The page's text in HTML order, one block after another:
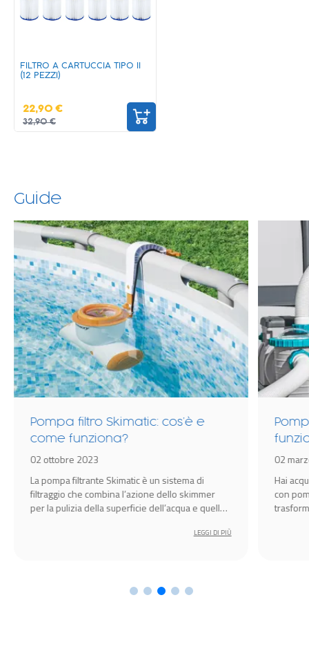
FILTRO A CARTUCCIA TIPO II
(12 PEZZI)
22,90 €
32,90 €
Guide
Pompa filtro Skimatic: cos’è e
come funziona?
02 ottobre 2023
La pompa filtrante Skimatic è un sistema di
filtraggio che combina l’azione dello skimmer
per la pulizia della superficie dell’acqua e quella
eccezione del fondo, per cui è necessarioLEGGI DI PIÙ
02
Hai
con